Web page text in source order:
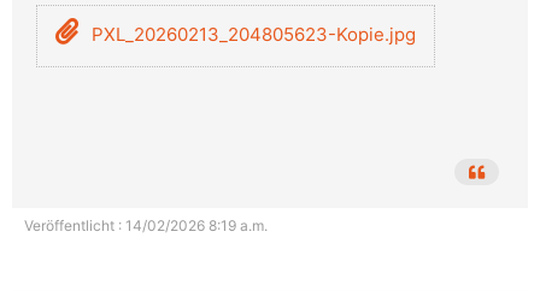
PXL_20260213_204805623-Kopie.jpg
Veröffentlicht : 14/02/2026 8:19 a.m.